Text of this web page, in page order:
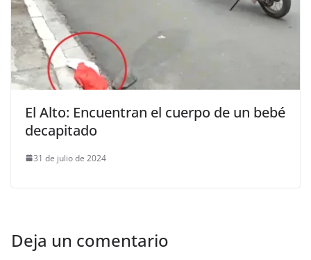
El Alto: Encuentran el cuerpo de un bebé
decapitado
31 de julio de 2024
Deja un comentario